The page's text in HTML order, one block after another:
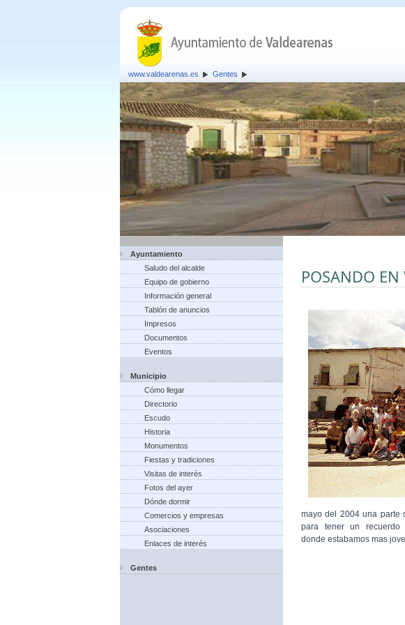
www.valdearenas.es Gentes
Ayuntamiento
Saludo del alcalde
Equipo de gobierno
Información general
Tablón de anuncios
Impresos
Documentos
Eventos
Municipio
Cómo llegar
Directorio
Escudo
Historia
Monumentos
Fiestas y tradiciones
Visitas de interés
Fotos del ayer
Dónde dormir
Comercios y empresas
Asociaciones
Enlaces de interés
Gentes
POSANDO EN
mayo del 2004 una parte
para tener un recuerdo
donde estabamos mas